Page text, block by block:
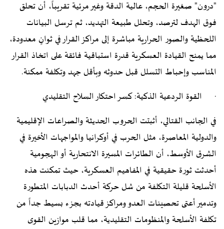
"درون" صغيرة الحجم، عالية الدقة وغير مرئية تقريباً، أن تحلق
فوق الهدف لترصد، وتحلل طبيعة التهديد، ثم ترسل البيانات
اللحظية والصور الحرارية مباشرة إلى مراكز القرار في ثوانٍ معدودة،
مما يمنح القيادة العسكرية قدرة استباقية فائقة على اتخاذ القرار
المناسب وإحباط التسلل قبل حدوثه وبأقل جهد وتكلفة ممكنة.
· القوة الردعية الذكية: كسر احتكار السلاح التقليدي
في الجانب القتالي، أثبتت الحروب الحديثة والصراعات الإقليمية
والدولية المعاصرة، مثل الحرب في أوكرانيا والمواجهات الأخيرة في
الشرق الأوسط، أن الطائرات المسيرة الانتحارية أو الهجومية
أحدثت ثورة حقيقية في المفاهيم العسكرية، حيث تمكنت هذه
الأسلحة قليلة التكلفة من شل حركة أحدث الدبابات المتطورة
وتدمير أعتى تحصينات العدو ومراكز قيادته بجزء بسيط جداً من
تكلفة الأسلحة والمنظومات التقليدية، مما قلب موازين القوى